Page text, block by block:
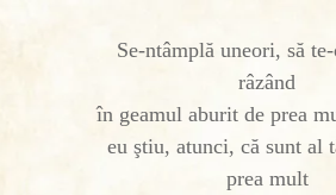
Se-ntâmplă uneori, să
râzând
în geamul aburit de prea
eu ştiu, atunci, că sunt al
prea mult